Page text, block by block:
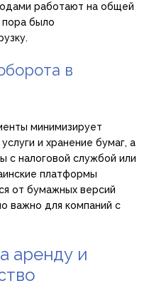
работают на общей
пора было
в
минимизирует
и хранение бумаг, а
с налоговой службой или
платформы
от бумажных версий
важно для компаний с
аренду и